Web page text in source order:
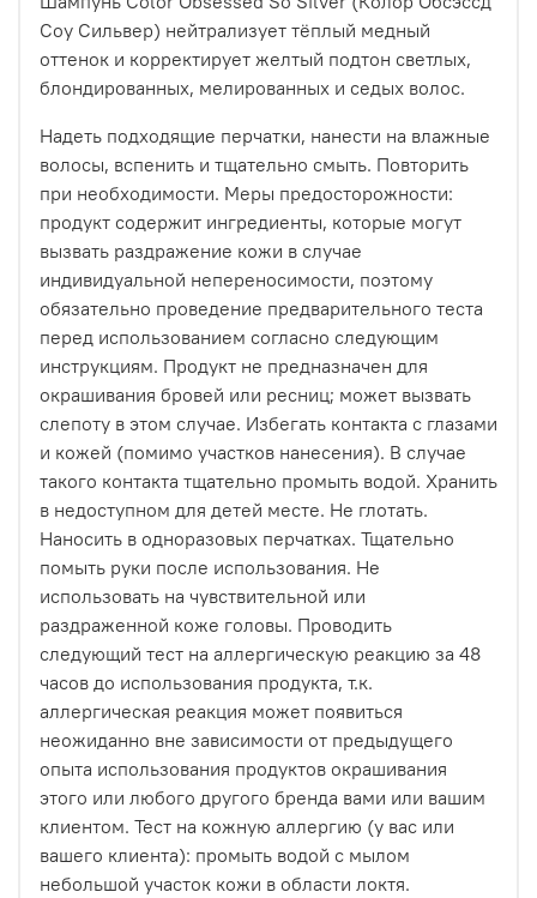
Соу Сильвер) нейтрализует тёплый медный
оттенок и корректирует желтый подтон светлых,
блондированных, мелированных и седых волос.
Надеть подходящие перчатки, нанести на влажные
волосы, вспенить и тщательно смыть. Повторить
при необходимости. Меры предосторожности:
продукт содержит ингредиенты, которые могут
вызвать раздражение кожи в случае
индивидуальной непереносимости, поэтому
обязательно проведение предварительного теста
перед использованием согласно следующим
инструкциям. Продукт не предназначен для
окрашивания бровей или ресниц; может вызвать
слепоту в этом случае. Избегать контакта с глазами
и кожей (помимо участков нанесения). В случае
такого контакта тщательно промыть водой. Хранить
в недоступном для детей месте. Не глотать.
Наносить в одноразовых перчатках. Тщательно
помыть руки после использования. Не
использовать на чувствительной или
раздраженной коже головы. Проводить
следующий тест на аллергическую реакцию за 48
часов до использования продукта, т.к.
аллергическая реакция может появиться
неожиданно вне зависимости от предыдущего
опыта использования продуктов окрашивания
этого или любого другого бренда вами или вашим
клиентом. Тест на кожную аллергию (у вас или
вашего клиента): промыть водой с мылом
небольшой участок кожи в области локтя.